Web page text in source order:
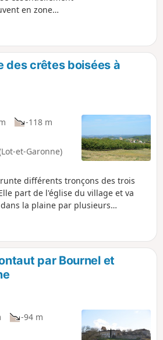
en zone
Par temps
d'avoir de bonne
la terre
et donc
s'y
des crêtes boisées à
-118 m
et-Garonne)
différents tronçons des trois
part de l'église du village et va
la plaine par plusieurs
par Bournel et
-94 m